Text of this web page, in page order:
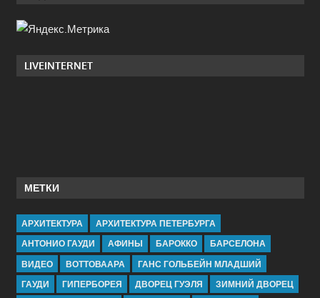
LIVEINTERNET
МЕТКИ
АРХИТЕКТУРА
АРХИТЕКТУРА ПЕТЕРБУРГА
АНТОНИО ГАУДИ
АФИНЫ БАРОККО
БАРСЕЛОНА
ВИДЕО
ВОТТОВААРА
ГАНС ГОЛЬБЕЙН МЛАДШИЙ
ГАУДИ
ГИПЕРБОРЕЯ ДВОРЕЦ ГУЭЛЯ ЗИМНИЙ ДВОРЕЦ